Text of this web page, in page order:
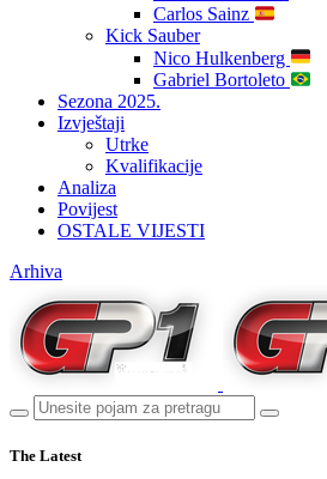
Carlos Sainz
Kick Sauber
Nico Hulkenberg
Gabriel Bortoleto
Sezona 2025.
Izvještaji
Utrke
Kvalifikacije
Analiza
Povijest
OSTALE VIJESTI
Arhiva
The Latest